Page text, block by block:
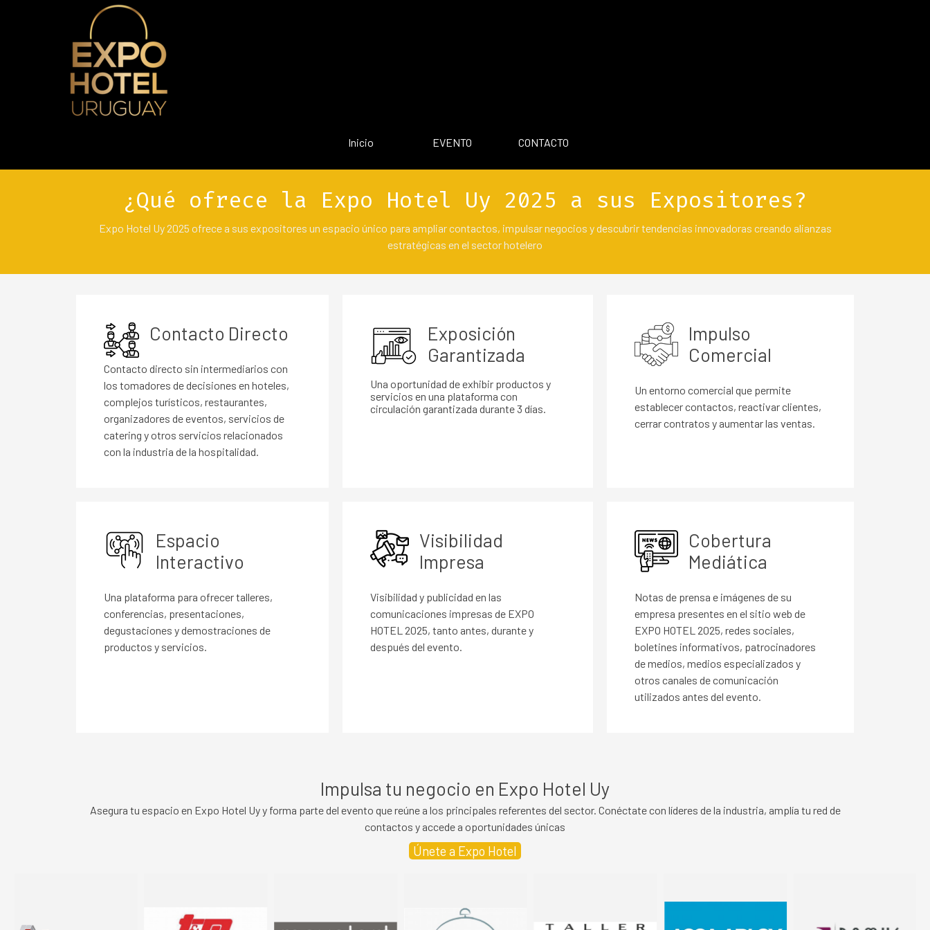
Inicio
EVENTO ▼
CONTACTO
¿Qué ofrece la Expo Hotel Uy 2025 a sus Expositores?
Expo Hotel Uy 2025 ofrece a sus expositores un espacio único para ampliar contactos, impulsar negocios y descubrir tendencias innovadoras creando alianzas
estratégicas en el sector hotelero
Contacto Directo
Contacto directo sin intermediarios con
los tomadores de decisiones en hoteles,
complejos turísticos, restaurantes,
organizadores de eventos, servicios de
catering y otros servicios relacionados
con la industria de la hospitalidad.
Exposición
Garantizada
Una oportunidad de exhibir productos y
servicios en una plataforma con
circulación garantizada durante 3 días.
Impulso
Comercial
Un entorno comercial que permite
establecer contactos, reactivar clientes,
cerrar contratos y aumentar las ventas.
Espacio
Interactivo
Una plataforma para ofrecer talleres,
conferencias, presentaciones,
degustaciones y demostraciones de
productos y servicios.
Visibilidad
Impresa
Visibilidad y publicidad en las
comunicaciones impresas de EXPO
HOTEL 2025, tanto antes, durante y
después del evento.
Cobertura
Mediática
Notas de prensa e imágenes de su
empresa presentes en el sitio web de
EXPO HOTEL 2025, redes sociales,
boletines informativos, patrocinadores
de medios, medios especializados y
otros canales de comunicación
utilizados antes del evento.
Impulsa tu negocio en Expo Hotel Uy
Asegura tu espacio en Expo Hotel Uy y forma parte del evento que reúne a los principales referentes del sector. Conéctate con líderes de la industria, amplía tu red de
contactos y accede a oportunidades únicas
Únete a Expo Hotel